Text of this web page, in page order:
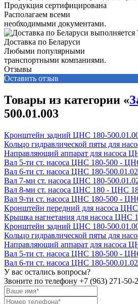
Продукция сертифицирована
Располагаем всеми
необходимыми документами.
Доставка по Беларуси
Любыми популярными
транспортными компаниями.
Отзывы
Оставить отзыв
Товары из категории «
500.01.003
Кронштейн задний ЦНС 180-
Кольцо гидравлической пяты для
Направляющий аппарат для насоса
Вал 5-ти ст. насоса ЦНС 180-500 -
Вал 6-ти ст. насоса ЦНС 180-
Вал 7-ми ст. насоса ЦНС 180-
Вал 8-ми ст. насоса ЦНС 180 - ЦНС
Вал 9-ти ст. насоса ЦНС 180-500 -
Кронштейн передний для насоса
Крышка нагнетания для насоса ЦНС
Кронштейн задний ЦНС 180-
Кольцо гидравлической пяты для
Направляющий аппарат для насоса
Вал 5-ти ст. насоса ЦНС 180-500 -
Вал 6-ти ст. насоса ЦНС 180-
У вас остались вопросы?
Звоните по телефону +7 (963) 271-50-